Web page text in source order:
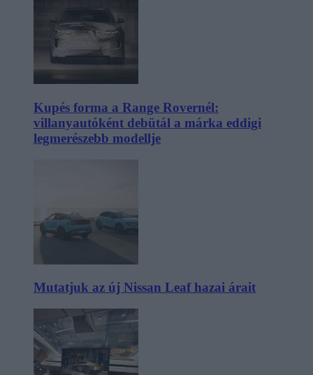
Kupés forma a Range Rovernél:
villanyautóként debütál a márka eddigi
legmerészebb modellje
Mutatjuk az új Nissan Leaf hazai árait